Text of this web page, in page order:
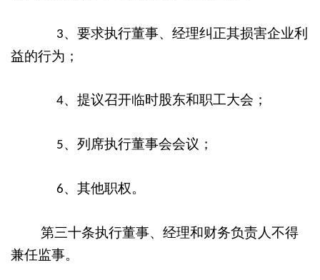
3、要求执行董事、经理纠正其损害企业利
益的行为；
4、提议召开临时股东和职工大会；
5、列席执行董事会会议；
6、其他职权。
第三十条执行董事、经理和财务负责人不得
兼任监事。